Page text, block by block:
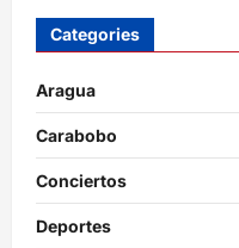
Categories
Aragua
Carabobo
Conciertos
Deportes